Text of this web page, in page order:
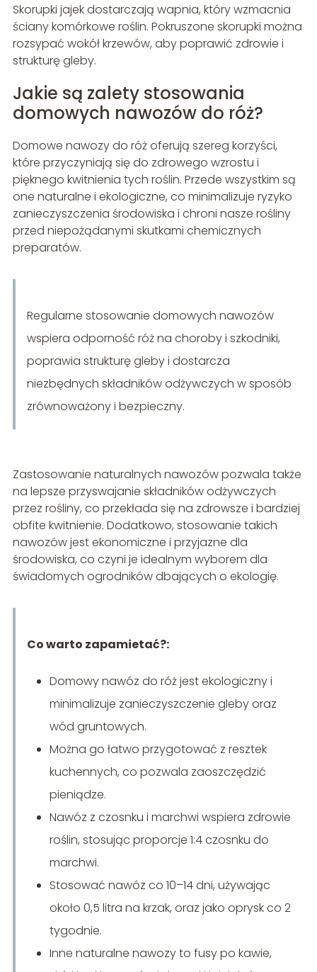
Skorupki jajek dostarczają wapnia, który wzmacnia
ściany komórkowe roślin. Pokruszone skorupki można
rozsypać wokół krzewów, aby poprawić zdrowie i
strukturę gleby.
Jakie są zalety stosowania
domowych nawozów do róż?
Domowe nawozy do róż oferują szereg korzyści,
które przyczyniają się do zdrowego wzrostu i
pięknego kwitnienia tych roślin. Przede wszystkim są
one naturalne i ekologiczne, co minimalizuje ryzyko
zanieczyszczenia środowiska i chroni nasze rośliny
przed niepożądanymi skutkami chemicznych
preparatów.
Regularne stosowanie domowych nawozów
wspiera odporność róż na choroby i szkodniki,
poprawia strukturę gleby i dostarcza
niezbędnych składników odżywczych w sposób
zrównoważony i bezpieczny.
Zastosowanie naturalnych nawozów pozwala także
na lepsze przyswajanie składników odżywczych
przez rośliny, co przekłada się na zdrowsze i bardziej
obfite kwitnienie. Dodatkowo, stosowanie takich
nawozów jest ekonomiczne i przyjazne dla
środowiska, co czyni je idealnym wyborem dla
świadomych ogrodników dbających o ekologię.
Co warto zapamietać?:
Domowy nawóz do róż jest ekologiczny i
minimalizuje zanieczyszczenie gleby oraz
wód gruntowych.
Można go łatwo przygotować z resztek
kuchennych, co pozwala zaoszczędzić
pieniądze.
Nawóz z czosnku i marchwi wspiera zdrowie
roślin, stosując proporcje 1:4 czosnku do
marchwi.
Stosować nawóz co 10–14 dni, używając
około 0,5 litra na krzak, oraz jako oprysk co 2
tygodnie.
Inne naturalne nawozy to fusy po kawie,